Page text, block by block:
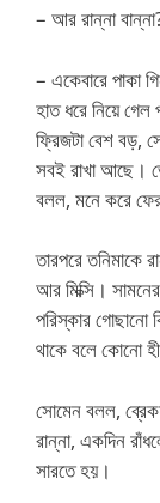
– আর রান্না
– একেবারে পাকা
হাত ধরে নিয়ে গেল
ফ্রিজটা বেশ বড়,
সবই রাখা আছে।
বলল, মনে করে
তারপরে তনিমাকে
আর মিক্সি।
পরিস্কার গোছানো
থাকে বলে কোনো
সোমেন বলল,
রান্না, একদিন
সারতে হয়।